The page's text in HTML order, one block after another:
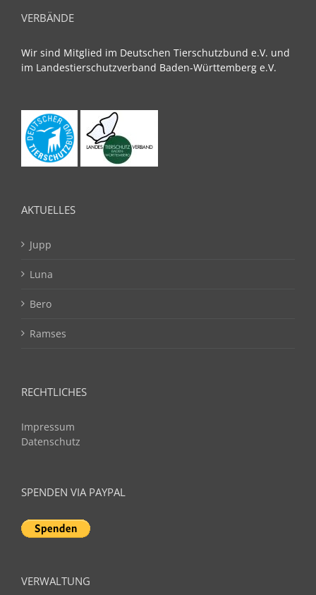
VERBÄNDE
Wir sind Mitglied im Deutschen Tierschutzbund e.V. und
im Landestierschutzverband Baden-Württemberg e.V.
AKTUELLES
Jupp
Luna
Bero
Ramses
RECHTLICHES
Impressum
Datenschutz
SPENDEN VIA PAYPAL
VERWALTUNG